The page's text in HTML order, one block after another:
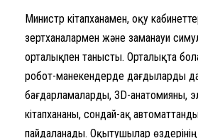
Министр кітапханамен, оқу
зертханалармен және заманауи
орталықпен танысты. Орталықта
робот-манекендерде дағдыларды
бағдарламаларды, 3D-анатомияны,
кітапхананы, сондай-ақ
пайдаланады. Оқытушылар